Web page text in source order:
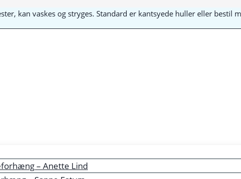
kan vaskes og stryges. Standard er kantsyede huller eller bestil
– Anette Lind